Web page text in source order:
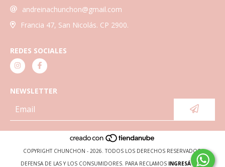
andreinachunchon@gmail.com
Francia 47, San Nicolás. CP 2900.
REDES SOCIALES
NEWSLETTER
COPYRIGHT CHUNCHON - 2026. TODOS LOS DERECHOS RESERVADOS.
DEFENSA DE LAS Y LOS CONSUMIDORES. PARA RECLAMOS INGRESÁ ACÁ.